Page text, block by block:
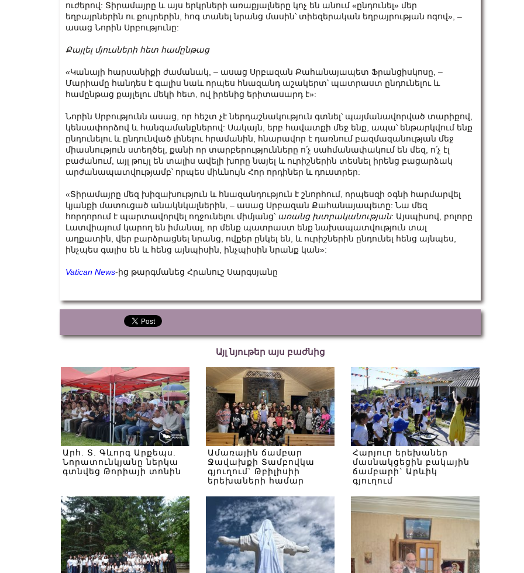
ուժերով: Տիրամայրը և այս երկրների առաքյալները կոչ են անում «ընդունել» մեր
եղբայրներին ու քույրերին, հոգ տանել նրանց մասին՝ տիեզերական եղբայրության ոգով», –
ասաց Նորին Սրբությունը:
Քայլել մյուսների հետ համընթաց
«Կանայի հարսանիքի ժամանակ, – ասաց Սրբազան Քահանայապետ Ֆրանցիսկոսը, –
Մարիամը հանդես է գալիս նաև որպես հնազանդ աշակերտ՝ պատրաստ ընդունելու և
համընթաց քայլելու մեկի հետ, ով իրենից երիտասարդ է»:
Նորին Սրբությունն ասաց, որ հեշտ չէ ներդաշնակություն գտնել՝ պայմանավորված տարիքով,
կենսափորձով և հանգամանքներով: Սակայն, երբ հավատքի մեջ ենք, ապա՝ ենթարկվում ենք
ընդունելու և ընդունված լինելու հրամանին, հնարավոր է դառնում բազմազանության մեջ
միասնություն ստեղծել, քանի որ տարբերությունները ո՛չ սահմանափակում են մեզ, ո՛չ էլ
բաժանում, այլ թույլ են տալիս ավելի խորը նայել և ուրիշներին տեսնել իրենց բացարձակ
արժանապատվությամբ՝ որպես միևնույն Հոր որդիներ և դուստրեր:
«Տիրամայրը մեզ խիզախություն և հնազանդություն է շնորհում, որպեսզի օգնի հարմարվել
կյանքի մատուցած անակնկալներին, – ասաց Սրբազան Քահանայապետը: Նա մեզ
հորդորում է պարտավորվել ողջունելու միմյանց՝ առանց խտրականության: Այսպիսով, բոլորը
Լատվիայում կարող են իմանալ, որ մենք պատրաստ ենք նախապատվություն տալ
աղքատին, վեր բարձրացնել նրանց, ովքեր ընկել են, և ուրիշներին ընդունել հենց այնպես,
ինչպես գալիս են և հենց այնպիսին, ինչպիսին նրանք կան»:
Vatican News-ից թարգմանեց Հրանուշ Սարգսյանը
Այլ նյութեր այս բաժնից
Արհ. Տ. Գևորգ Արքեպս.
Նորատունկյանը ներկա
գտնվեց Թորիայի տոնին
Ամառային ճամբար
Ջավախքի Տամբովկա
գյուղում` Թբիլիսիի
երեխաների համար
Հարյուր երեխաներ
մասնակցեցին բակային
ճամբարի` Արևիկ
գյուղում